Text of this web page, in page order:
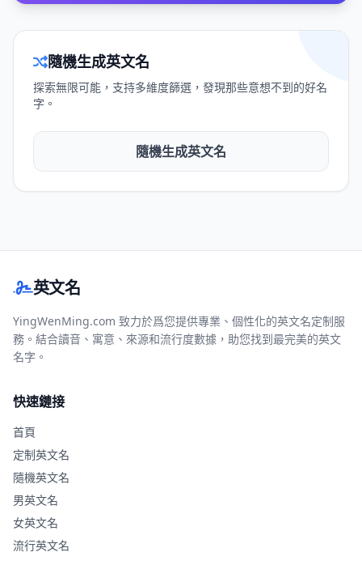
隨機生成英文名
探索無限可能，支持多維度篩選，發現那些意想不到的好名
字。
隨機生成英文名
英文名
YingWenMing.com 致力於爲您提供專業、個性化的英文名定制服
務。結合讀音、寓意、來源和流行度數據，助您找到最完美的英文
名字。
快速鏈接
首頁
定制英文名
隨機英文名
男英文名
女英文名
流行英文名